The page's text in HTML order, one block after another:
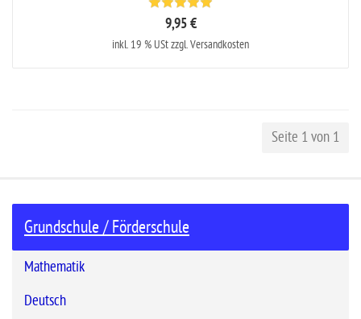
9,95 €
inkl. 19 % USt zzgl. Versandkosten
Seite 1 von 1
Grundschule / Förderschule
Mathematik
Deutsch